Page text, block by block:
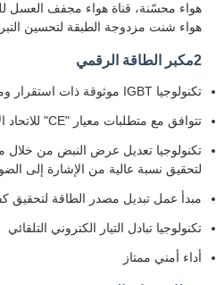
هواء محسّنة، قناة هواء مجفف العسل
هواء شنت مزدوجة الطبقة لتحسين
2مكبر الطاقة الرقمي
تكنولوجيا IGBT موثوقة ذات استقرار وموثوقية عالية
تتوافق مع متطلبات معيار "CE" للاتحاد الأوروبي
تكنولوجيا تعديل عرض النبض من خلال
لتحقيق نسبة عالية من الإشارة إلى
مبدأ عمل تبديل مصدر الطاقة لتحقيق
تكنولوجيا تبادل التيار الكتروني التلقائي
أداء أمني ممتاز